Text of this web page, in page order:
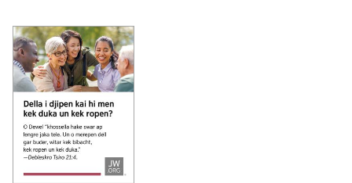
publikatione
O
Debleskro
Them
lell
mare
tsele
probleme
krik
lell
mare
tsele
probleme
krik